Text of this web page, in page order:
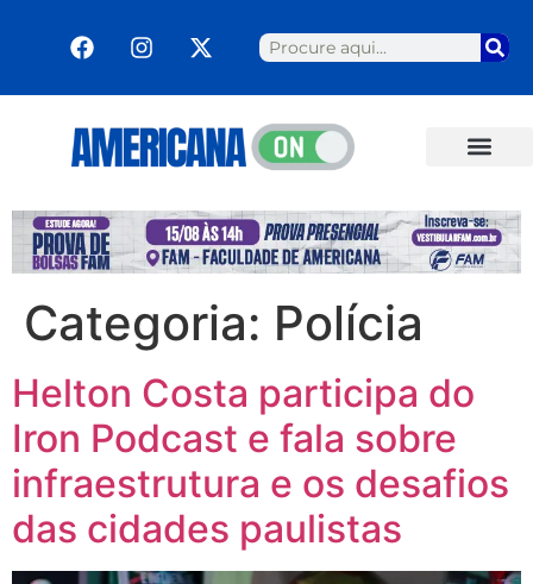
Categoria: Polícia
Helton Costa participa do
Iron Podcast e fala sobre
infraestrutura e os desafios
das cidades paulistas